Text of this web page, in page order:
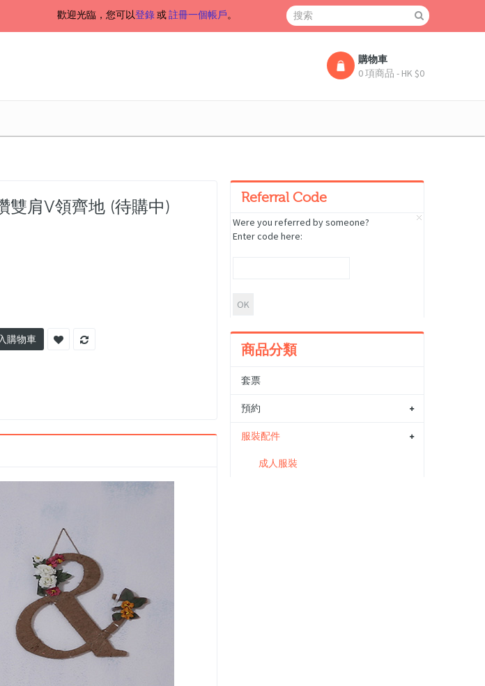
歡迎光臨，您可以登錄或註冊一個帳戶。
購物車
0 項商品 - HK $0
雙肩v領齊地 (待購中)
購物車
Referral Code
Were you referred by someone?
Enter code here:
商品分類
套票
預約
服裝配件
成人服裝